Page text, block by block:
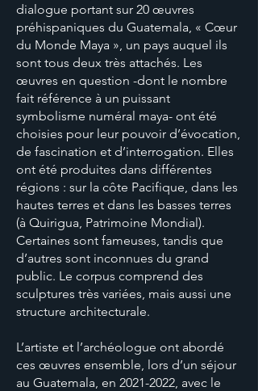
dialogue portant sur 20 œuvres
préhispaniques du Guatemala, « Cœur
du Monde Maya », un pays auquel ils
sont tous deux très attachés. Les
œuvres en question -dont le nombre
fait référence à un puissant
symbolisme numéral maya- ont été
choisies pour leur pouvoir d’évocation,
de fascination et d’interrogation. Elles
ont été produites dans différentes
régions : sur la côte Pacifique, dans les
hautes terres et dans les basses terres
(à Quirigua, Patrimoine Mondial).
Certaines sont fameuses, tandis que
d’autres sont inconnues du grand
public. Le corpus comprend des
sculptures très variées, mais aussi une
structure architecturale.
L’artiste et l’archéologue ont abordé
ces œuvres ensemble, lors d’un séjour
au Guatemala, en 2021-2022, avec le